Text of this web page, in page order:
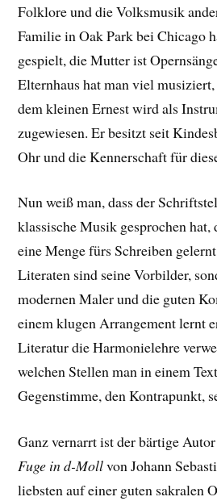
Folklore und die Volksmusik
Familie in Oak Park bei Chicago
gespielt, die Mutter ist
Elternhaus hat man viel
dem kleinen Ernest wird als
zugewiesen. Er besitzt seit
Ohr und die Kennerschaft für
Nun weiß man, dass der
klassische Musik gesprochen hat,
eine Menge fürs Schreiben
Literaten sind seine Vorbilder,
modernen Maler und die guten
einem klugen Arrangement lernt
Literatur die Harmonielehre
welchen Stellen man in einem
Gegenstimme, den Kontrapunkt,
Ganz vernarrt ist der bärtige
Fuge in d-Mollvon Johann
liebsten auf einer guten sakralen